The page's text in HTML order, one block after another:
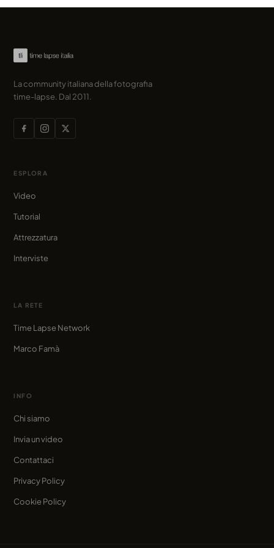
La community italiana della fotografia
time-lapse. Dal 2011.
ESPLORA
Video
Tutorial
Attrezzatura
Interviste
LA RETE
Time Lapse Network
Marco Famà
INFO
Chi siamo
Invia un video
Contattaci
Privacy Policy
Cookie Policy